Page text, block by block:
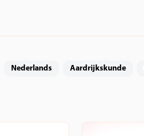
Nederlands Aardrijkskunde